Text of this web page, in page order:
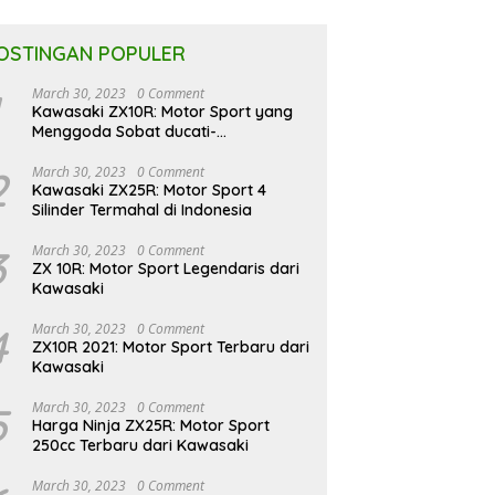
POPULER
March 30, 2023 0 Comment
Kawasaki ZX10R: Motor Sport yang
Menggoda Sobat ducati-
March 30, 2023 0 Comment
Kawasaki ZX25R: Motor Sport 4
Silinder Termahal di Indonesia
March 30, 2023 0 Comment
ZX 10R: Motor Sport Legendaris dari
Kawasaki
March 30, 2023 0 Comment
ZX10R 2021: Motor Sport Terbaru dari
Kawasaki
March 30, 2023 0 Comment
Harga Ninja ZX25R: Motor Sport
250cc Terbaru dari Kawasaki
March 30, 2023 0 Comment